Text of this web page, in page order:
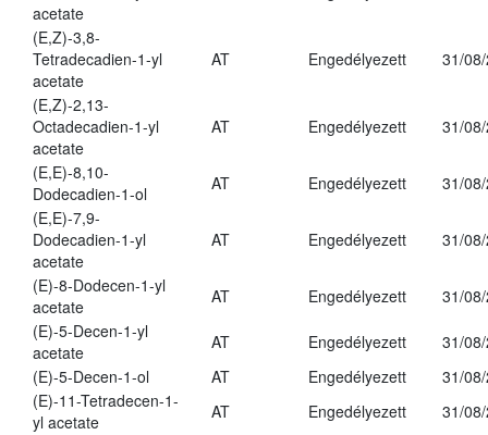
acetate
(E,Z)-3,8-
Tetradecadien-1-yl
acetate
AT Engedélyezett 31/
(E,Z)-2,13-
Octadecadien-1-yl
acetate
AT Engedélyezett 31/
(E,E)-8,10-
Dodecadien-1-ol
AT Engedélyezett
31/
(E,E)-7,9-
Dodecadien-1-yl
acetate
AT Engedélyezett 31/
(E)-8-Dodecen-1-yl
acetate
AT Engedélyezett
31/
(E)-5-Decen-1-yl
acetate
AT Engedélyezett
31/
(E)-5-Decen-1-ol
AT Engedélyezett
31/
(E)-11-Tetradecen-1-
yl acetate
AT Engedélyezett 31/